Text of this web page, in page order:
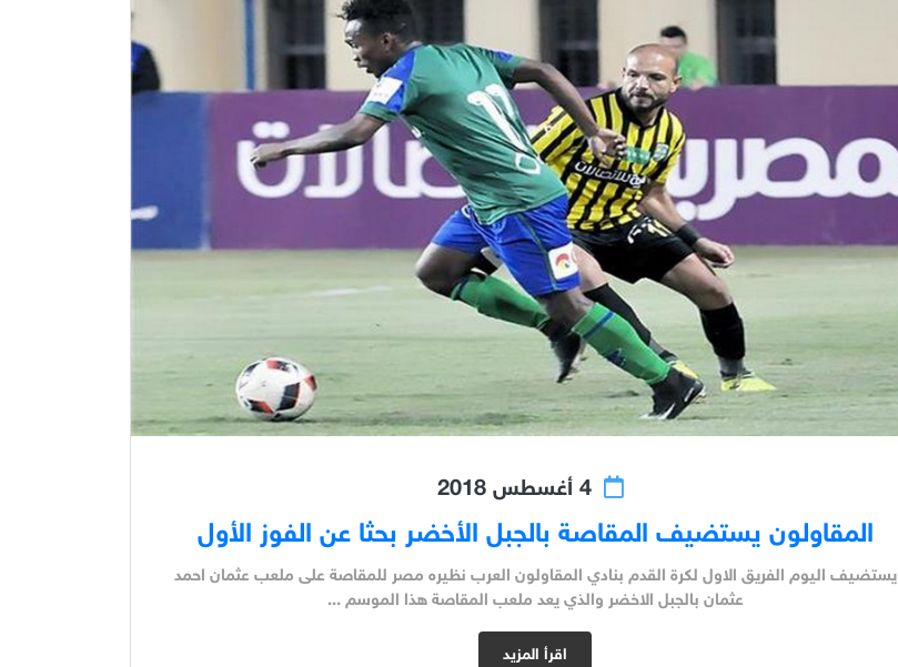
المقاولون يستضيف المقاصة بالجبل الأخضر بحثا عن الفوز الأول
يستضيف اليوم الفريق الاول لكرة القدم بنادي المقاولون العرب نظيره مصر للمقاصة على ملعب عثمان احمد
عثمان بالجبل الاخضر والذي يعد ملعب المقاصة هذا الموسم ...
اقرأ المزيد